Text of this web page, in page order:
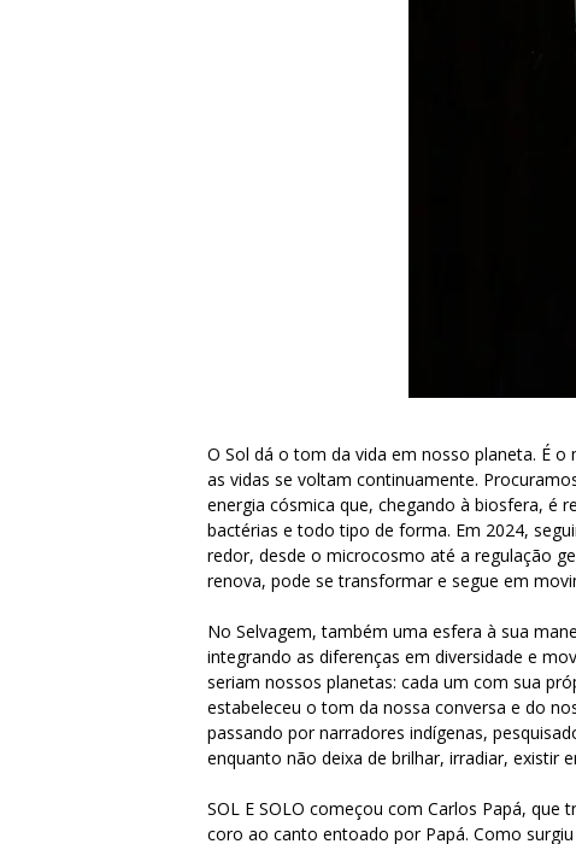
O Sol dá o tom da vida em nosso planeta. É
as vidas se voltam continuamente.
energia cósmica que, chegando à biosfera, é
bactérias e todo tipo de forma. Em 2024,
redor, desde o microcosmo até a regulação
renova, pode se transformar e segue em
No Selvagem, também uma esfera à sua
integrando as diferenças em diversidade e
seriam nossos planetas: cada um com sua
estabeleceu o tom da nossa conversa e do
passando por narradores indígenas,
enquanto não deixa de brilhar, irradiar, existir
SOL E SOLO começou com Carlos Papá,
coro ao canto entoado por Papá. Como